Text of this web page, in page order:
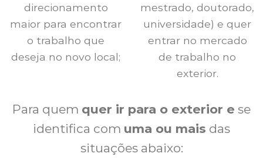
direcionamento
maior para encontrar
o trabalho que
deseja no novo local;
mestrado, doutorado,
universidade) e quer
entrar no mercado
de trabalho no
exterior.
Para quem quer ir para o exterior e se
identifica com uma ou mais das
situações abaixo: